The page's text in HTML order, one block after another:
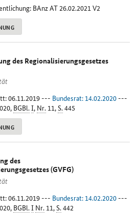
BAnz AT 26.02.2021 V2
des Regionalisierungsgesetzes
06.11.2019 --- Bundesrat: 14.02.2020---
BGBl.I, Nr.11,S.445
des
(GVFG)
06.11.2019 --- Bundesrat: 14.02.2020---
BGBl.I Nr.11,S.442